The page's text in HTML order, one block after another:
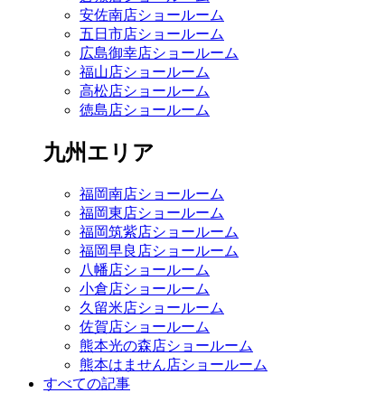
安佐南店ショールーム
五日市店ショールーム
広島御幸店ショールーム
福山店ショールーム
高松店ショールーム
徳島店ショールーム
九州エリア
福岡南店ショールーム
福岡東店ショールーム
福岡筑紫店ショールーム
福岡早良店ショールーム
八幡店ショールーム
小倉店ショールーム
久留米店ショールーム
佐賀店ショールーム
熊本光の森店ショールーム
熊本はません店ショールーム
すべての記事